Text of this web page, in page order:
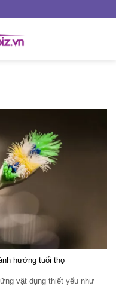
hưởng tuổi thọ
vật dụng thiết yếu như